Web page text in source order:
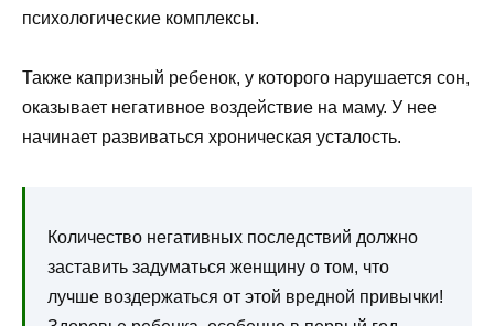
психологические комплексы.
Также капризный ребенок, у которого нарушается сон,
оказывает негативное воздействие на маму. У нее
начинает развиваться хроническая усталость.
Количество негативных последствий должно
заставить задуматься женщину о том, что
лучше воздержаться от этой вредной привычки!